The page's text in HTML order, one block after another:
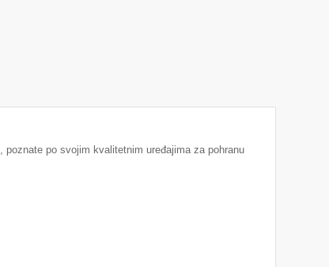
, poznate po svojim kvalitetnim uređajima za pohranu